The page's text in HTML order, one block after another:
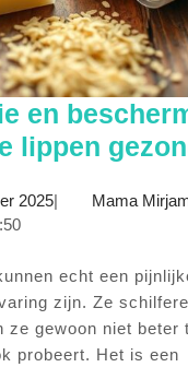
en
lippen
20259| Mama
zijn. Ze
ze gewoon niet beter
probeert. Het is een